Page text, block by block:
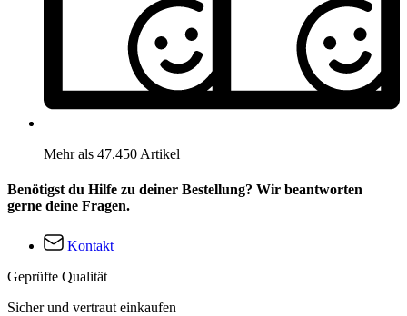
Mehr als 47.450 Artikel
Benötigst du Hilfe zu deiner Bestellung? Wir beantworten
gerne deine Fragen.
Kontakt
Geprüfte Qualität
Sicher und vertraut einkaufen